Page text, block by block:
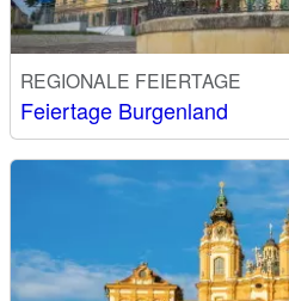
REGIONALE FEIERTAGE
Feiertage Burgenland